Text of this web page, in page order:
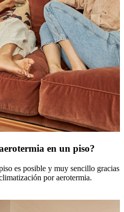
en un piso?
es posible y muy sencillo gracias
por aerotermia.